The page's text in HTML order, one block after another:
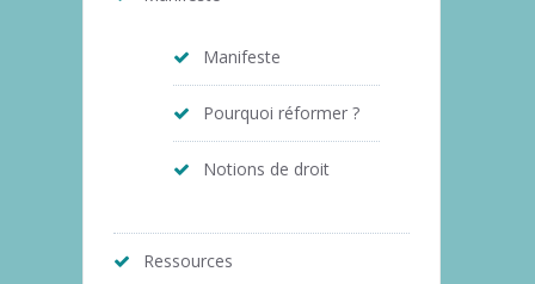
Manifeste
Pourquoi réformer ?
Notions de droit
Ressources